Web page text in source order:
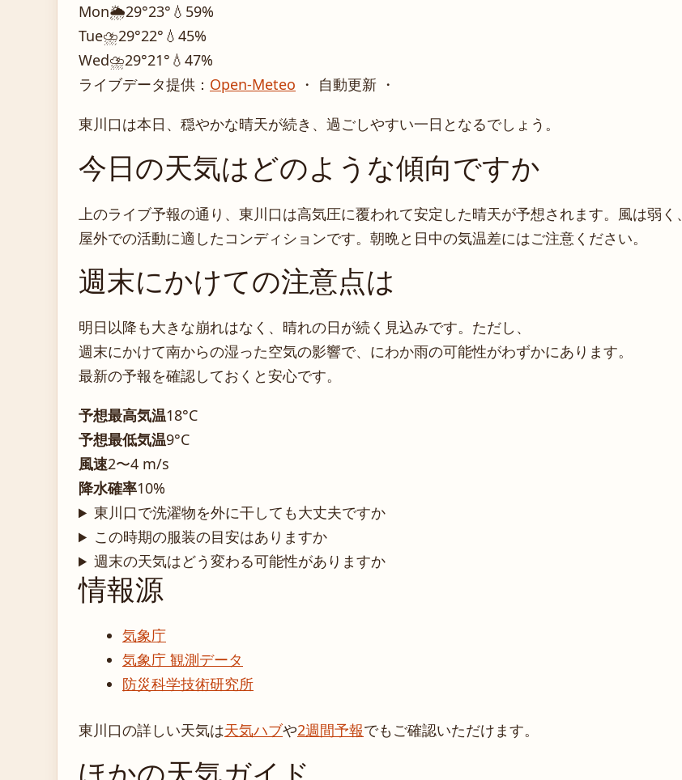
Mon🌦️29°23° 💧59%
Tue⛈️29°22° 💧45%
Wed⛈️29°21° 💧47%
ライブデータ提供： Open-Meteo ・ 自動更新 ・
東川口は本日、穏やかな晴天が続き、過ごしやすい一日となるでしょう。
今日の天気はどのような傾向ですか
上のライブ予報の通り、東川口は高気圧に覆われて安定した晴天が予想されます。風は弱く、
屋外での活動に適したコンディションです。朝晩と日中の気温差にはご注意ください。
週末にかけての注意点は
明日以降も大きな崩れはなく、晴れの日が続く見込みです。ただし、
週末にかけて南からの湿った空気の影響で、にわか雨の可能性がわずかにあります。
最新の予報を確認しておくと安心です。
予想最高気温18°C
予想最低気温9°C
風速2〜4 m/s
降水確率10%
東川口で洗濯物を外に干しても大丈夫ですか
この時期の服装の目安はありますか
週末の天気はどう変わる可能性がありますか
情報源
気象庁
気象庁 観測データ
防災科学技術研究所
東川口の詳しい天気は天気ハブや2週間予報でもご確認いただけます。